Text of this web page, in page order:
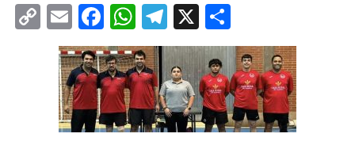
C
Li
E
m
ai
l
F
a
c
e
b
W
h
at
s
A
T
el
e
gr
a
X
o
m
p
ar